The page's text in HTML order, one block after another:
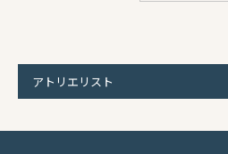
なりました。
アトリエリスト